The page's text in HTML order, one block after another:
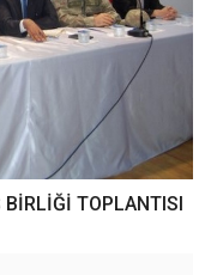
TOPLANTISI